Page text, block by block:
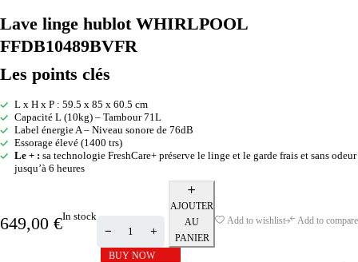
Lave linge hublot WHIRLPOOL
FFDB10489BVFR
Les points clés
L x H x P : 59.5 x 85 x 60.5 cm
Capacité L (10kg) – Tambour 71L
Label énergie A – Niveau sonore de 76dB
Essorage élevé (1400 trs)
Le + : sa technologie FreshCare+ préserve le linge et le garde frais et sans odeur
jusqu’à 6 heures
649,00 €In stock
AJOUTER
AU
PANIER
BUY NOW
Add to wishlist Add to compare